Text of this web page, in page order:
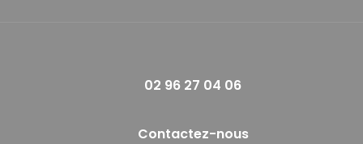
02 96 27 04 06
Contactez-nous